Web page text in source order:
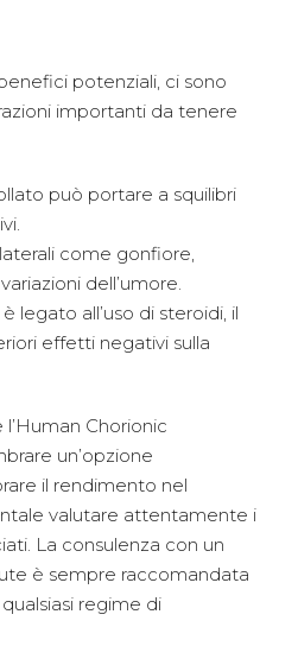
potenziali, ci sono
importanti da tenere
può portare a squilibri
come gonfiore,
dell’umore.
legato all’uso di steroidi, il
effetti negativi sulla
Chorionic
un’opzione
il rendimento nel
valutare attentamente i
La consulenza con un
è sempre raccomandata
regime di